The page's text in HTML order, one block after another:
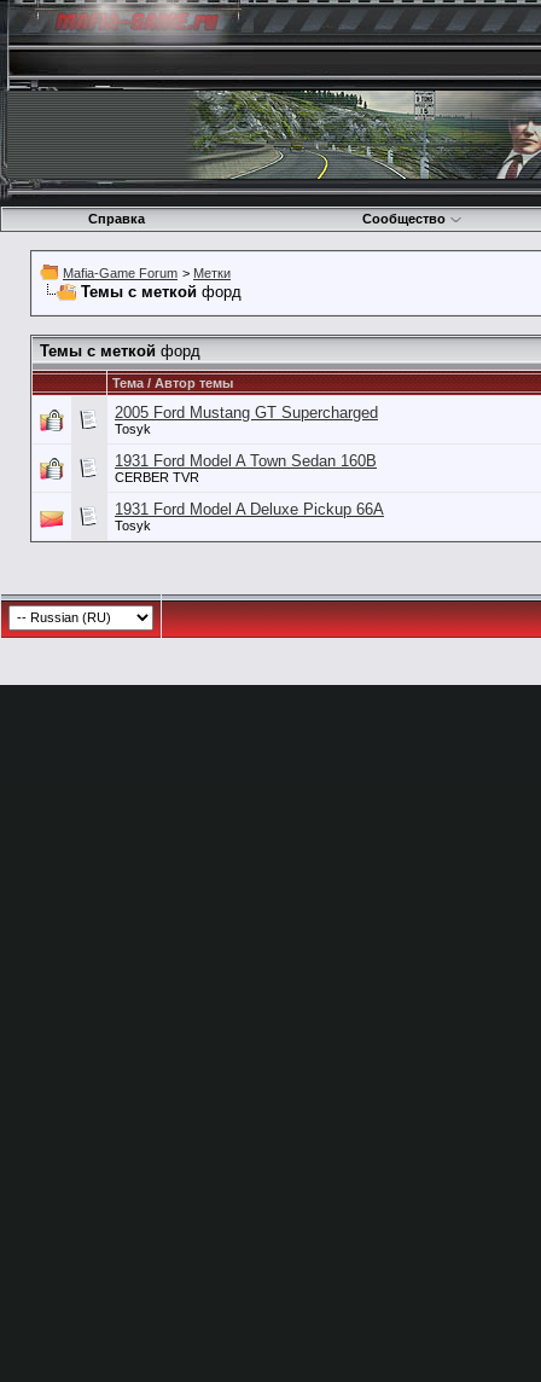
Справка Сообщество
Mafia-Game Forum > Метки
Темы с меткой форд
Темы с меткой форд
Тема / Автор темы
2005 Ford Mustang GT Supercharged
Tosyk
1931 Ford Model A Town Sedan 160B
CERBER TVR
1931 Ford Model A Deluxe Pickup 66A
Tosyk